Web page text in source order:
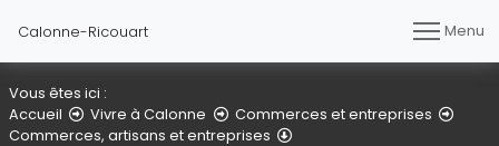
Calonne-Ricouart Menu
Vous êtes ici :
Accueil
Vivre à Calonne
Commerces et entreprises
Commerces, artisans et entreprises